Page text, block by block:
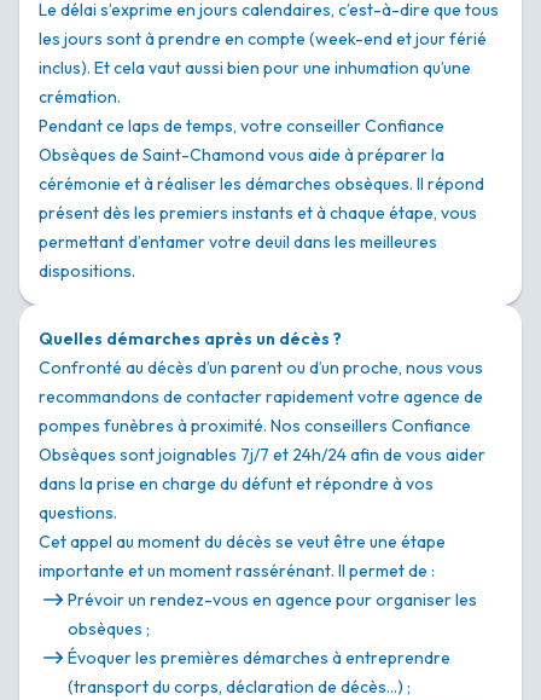
Le délai s’exprime en jours calendaires, c’est-à-dire que tous
les jours sont à prendre en compte (week-end et jour férié
inclus). Et cela vaut aussi bien pour une inhumation qu’une
crémation.
Pendant ce laps de temps, votre conseiller Confiance
Obsèques de Saint-Chamond vous aide à préparer la
cérémonie et à réaliser les démarches obsèques. Il répond
présent dès les premiers instants et à chaque étape, vous
permettant d’entamer votre deuil dans les meilleures
dispositions.
Quelles démarches après un décès ?
Confronté au décès d’un parent ou d’un proche, nous vous
recommandons de contacter rapidement votre agence de
pompes funèbres à proximité. Nos conseillers Confiance
Obsèques sont joignables 7j/7 et 24h/24 afin de vous aider
dans la prise en charge du défunt et répondre à vos
questions.
Cet appel au moment du décès se veut être une étape
importante et un moment rassérénant. Il permet de :
Prévoir un rendez-vous en agence pour organiser les
obsèques ;
Évoquer les premières démarches à entreprendre
(transport du corps, déclaration de décès…) ;